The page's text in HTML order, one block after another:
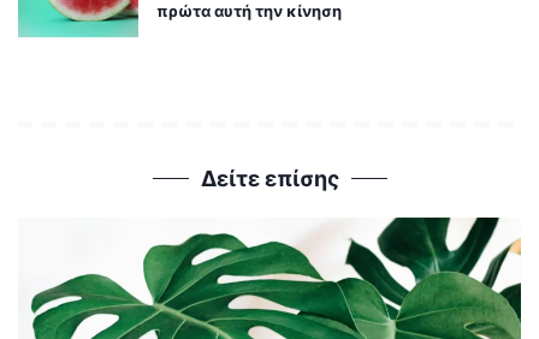
πρώτα αυτή την κίνηση
Δείτε επίσης